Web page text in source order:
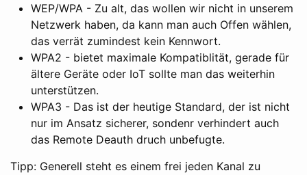
WEP/WPA - Zu alt, das wollen wir nicht in unserem
Netzwerk haben, da kann man auch Offen wählen,
das verrät zumindest kein Kennwort.
WPA2 - bietet maximale Kompatiblität, gerade für
ältere Geräte oder IoT sollte man das weiterhin
unterstützen.
WPA3 - Das ist der heutige Standard, der ist nicht
nur im Ansatz sicherer, sondenr verhindert auch
das Remote Deauth druch unbefugte.
Tipp: Generell steht es einem frei jeden Kanal zu